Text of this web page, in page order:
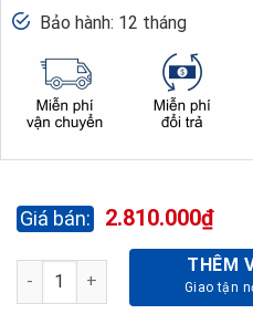
Bảo hành: 12 tháng
2.810.000₫
BÀN HỘI TRƯỜNG BHT15DH4
THÊM